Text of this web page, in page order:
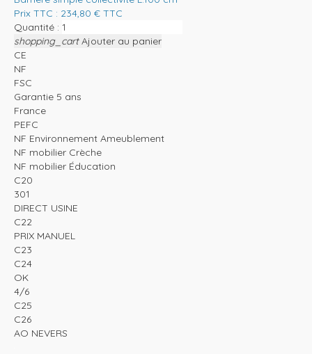
Prix TTC : 234,80 € TTC
Quantité :
shopping_cart Ajouter au panier
CE
NF
FSC
Garantie 5 ans
France
PEFC
NF Environnement Ameublement
NF mobilier Crèche
NF mobilier Éducation
C20
301
DIRECT USINE
C22
PRIX MANUEL
C23
C24
OK
4/6
C25
C26
AO NEVERS